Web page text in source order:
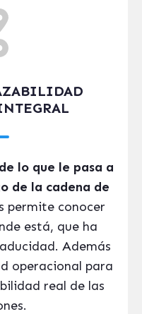
lo que le pasa a
de la cadena de
permite conocer
está, que ha
Además
operacional para
real de las